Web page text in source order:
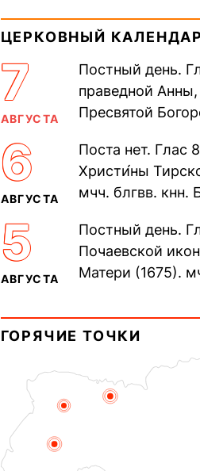
ЦЕРКОВНЫЙ
7
АВГУСТА
Постный день.
праведной
Пресвятой
прп. Евпракси́и
6
АВГУСТА
Поста нет. Глас
Христи́ны
мчч. блгвв. кнн.
Дави́да (1015).
5
АВГУСТА
Постный день.
Почаевской
Матери (1675).
мучеников
воина Фео́дора...
ГОРЯЧИЕ ТОЧКИ